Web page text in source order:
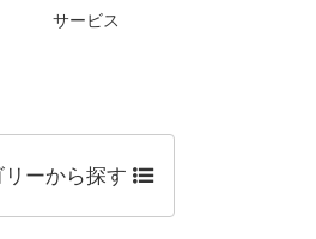
サービス
リーから探す